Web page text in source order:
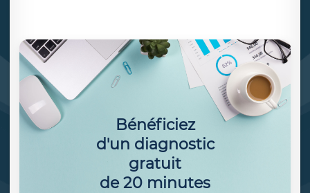
Bénéficiez
d'un diagnostic
gratuit
de 20 minutes